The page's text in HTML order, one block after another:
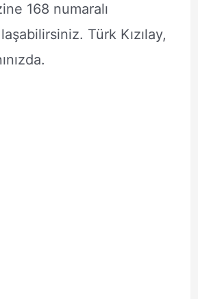
168 numaralı
Türk Kızılay,